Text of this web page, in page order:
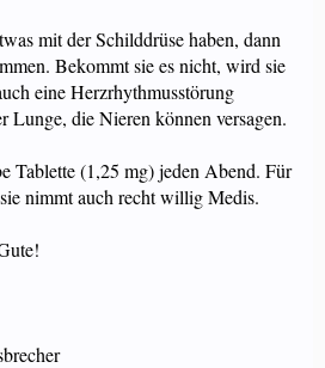
mit der Schilddrüse haben, dann
Bekommt sie es nicht, wird sie
eine Herzrhythmusstörung
Lunge, die Nieren können versagen.
Tablette (1,25 mg) jeden Abend. Für
nimmt auch recht willig Medis.